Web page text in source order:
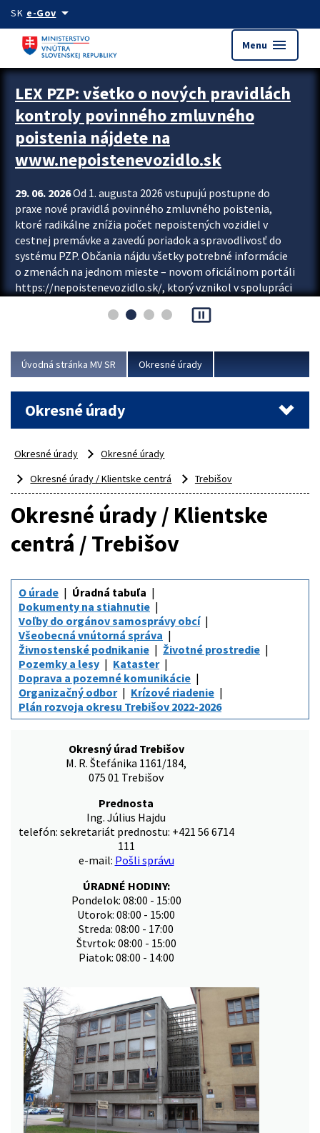
Preskocit na hlavný obsah
SK e-Govarrow_drop_down
Menu menu
Zastavit automatický posun upútavok
LEX PZP: všetko o nových pravidlách
kontroly povinného zmluvného
poistenia nájdete na
www.nepoistenevozidlo.sk
29. 06. 2026Od 1. augusta 2026 vstupujú postupne do
praxe nové pravidlá povinného zmluvného poistenia,
ktoré radikálne znížia počet nepoistených vozidiel v
cestnej premávke a zavedú poriadok a spravodlivosť do
systému PZP. Občania nájdu všetky potrebné informácie
o zmenách na jednom mieste – novom oficiálnom portáli
https://nepoistenevozidlo.sk/, ktorý vznikol v spolupráci
asociácie poisťovní (SLASPO) a Ministerstva vnútra SR.
Viac
pause_presentation
Úvodná stránka MV SR Okresné úrady
Okresné úrady
Okresné úrady
Okresné úrady
Okresné úrady / Klientske centrá
Trebišov
Okresné úrady / Klientske
centrá / Trebišov
O úrade
Úradná tabuľa
Dokumenty na stiahnutie
Voľby do orgánov samosprávy obcí
Všeobecná vnútorná správa
Živnostenské podnikanie
Životné prostredie
Pozemky a lesy
Kataster
Doprava a pozemné komunikácie
Organizačný odbor
Krízové riadenie
Plán rozvoja okresu Trebišov 2022-2026
Okresný úrad Trebišov
M. R. Štefánika 1161/184,
075 01 Trebišov
Prednosta
Ing. Július Hajdu
telefón: sekretariát prednostu: +421 56 6714
111
e-mail: Pošli správu
ÚRADNÉ HODINY:
Pondelok: 08:00 - 15:00
Utorok: 08:00 - 15:00
Streda: 08:00 - 17:00
Štvrtok: 08:00 - 15:00
Piatok: 08:00 - 14:00